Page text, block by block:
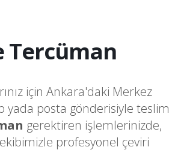
Tercüman
için Ankara'daki Merkez
yada posta gönderisiyle teslim
gerektiren işlemlerinizde,
profesyonel çeviri